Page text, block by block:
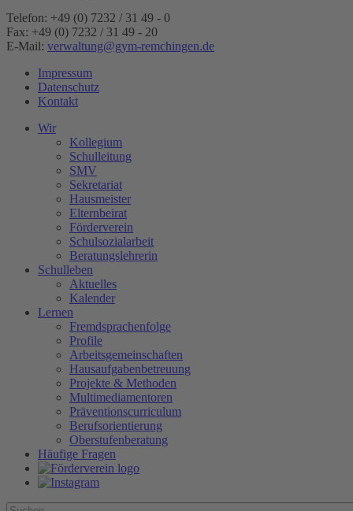
Telefon: +49 (0) 7232 / 31 49 - 0
Fax: +49 (0) 7232 / 31 49 - 20
E-Mail: verwaltung@gym-remchingen.de
Impressum
Datenschutz
Kontakt
Wir
Kollegium
Schulleitung
SMV
Sekretariat
Hausmeister
Elternbeirat
Förderverein
Schulsozialarbeit
Beratungslehrerin
Schulleben
Aktuelles
Kalender
Lernen
Fremdsprachenfolge
Profile
Arbeitsgemeinschaften
Hausaufgabenbetreuung
Projekte & Methoden
Multimediamentoren
Präventionscurriculum
Berufsorientierung
Oberstufenberatung
Häufige Fragen